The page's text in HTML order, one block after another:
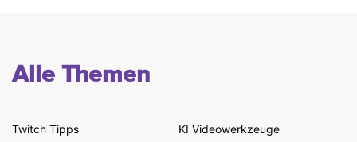
Alle Themen
Twitch Tipps
KI Videowerkzeuge